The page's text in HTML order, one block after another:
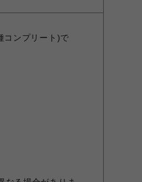
ンプリート)で